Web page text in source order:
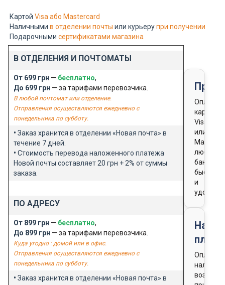
Картой Visa або Mastercard
Наличными в отделении почты или курьерупри получении
Подарочными сертификатами магазина
В ОТДЕЛЕНИЯ И ПОЧТОМАТЫ
От 699 грн — бесплатно,
До 699 грн — за тарифами перевозчика.
В любой почтомат или отделение.
Отправления осуществляются ежедневно с
понедельника по субботу.
• Заказ хранится в отделении «Новая почта» в
течение 7 дней.
• Стоимость перевода наложенного платежа
Новой почты составляет 20 грн + 2% от суммы
заказа.
ПО АДРЕСУ
От 899 грн — бесплатно,
До 899 грн — за тарифами перевозчика.
Куда угодно : домой или в офис.
Отправления осуществляются ежедневно с
понедельника по субботу.
• Заказ хранится в отделении «Новая почта» в
Оплата
картой
Visa
или
любого
банка
быстро
и
удобно
Оплата